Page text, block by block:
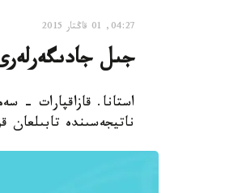
04:27, 01 قاڭتار 2015
جىل
استانا. قازاقپارات -
ناتيجەسىندە